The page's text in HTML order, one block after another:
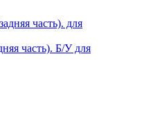
часть). Б/У для